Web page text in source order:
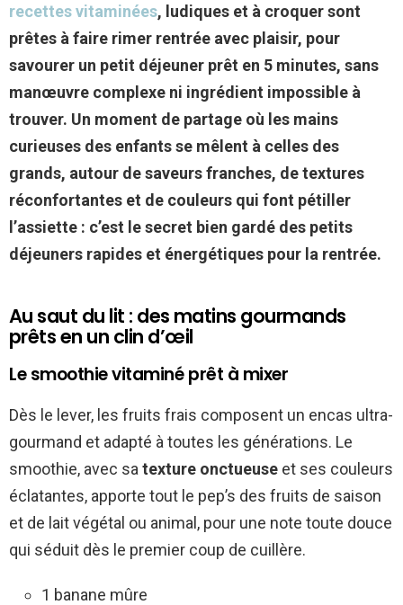
recettes vitaminées, ludiques et à croquer sont
prêtes à faire rimer rentrée avec plaisir, pour
savourer un petit déjeuner prêt en 5 minutes, sans
manœuvre complexe ni ingrédient impossible à
trouver. Un moment de partage où les mains
curieuses des enfants se mêlent à celles des
grands, autour de saveurs franches, de textures
réconfortantes et de couleurs qui font pétiller
l’assiette : c’est le secret bien gardé des petits
déjeuners rapides et énergétiques pour la rentrée.
Au saut du lit : des matins gourmands
prêts en un clin d’œil
Le smoothie vitaminé prêt à mixer
Dès le lever, les fruits frais composent un encas ultra-
gourmand et adapté à toutes les générations. Le
smoothie, avec sa texture onctueuse et ses couleurs
éclatantes, apporte tout le pep’s des fruits de saison
et de lait végétal ou animal, pour une note toute douce
qui séduit dès le premier coup de cuillère.
1 banane mûre